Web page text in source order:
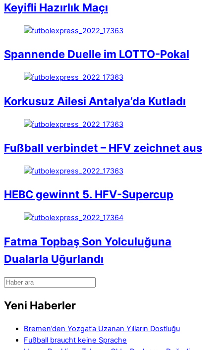
Keyifli Hazırlık Maçı
Spannende Duelle im LOTTO-Pokal
Korkusuz Ailesi Antalya’da Kutladı
Fußball verbindet – HFV zeichnet aus
HEBC gewinnt 5. HFV-Supercup
Fatma Topbaş Son Yolculuğuna
Dualarla Uğurlandı
Yeni Haberler
Bremen’den Yozgat’a Uzanan Yılların Dostluğu
Fußball braucht keine Sprache